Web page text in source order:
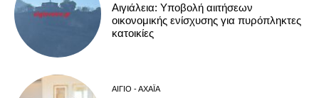
Αιγιάλεια: Υποβολή αιιτήσεων
οικονομικής ενίσχυσης για πυρόπληκτες
κατοικίες
ΑΊΓΙΟ - ΑΧΑΪ́Α